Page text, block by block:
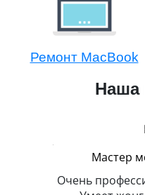
Ремонт MacBook
Наша
Мастер
Очень